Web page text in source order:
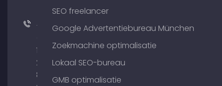
+49
176
204
801
SEO freelancer
Google Advertentiebureau München
Zoekmachine optimalisatie
Lokaal SEO-bureau
GMB optimalisatie